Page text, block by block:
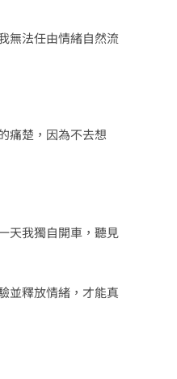
無法任由情緒自然流
痛楚，因為不去想
天我獨自開車，聽見
並釋放情緒，才能真